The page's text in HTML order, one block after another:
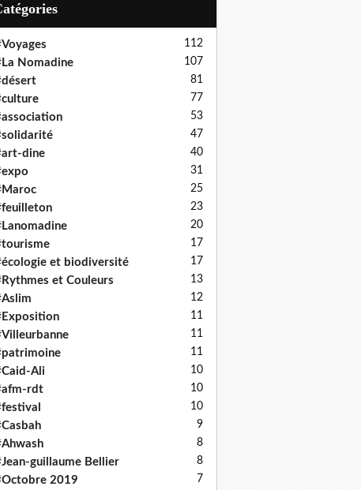
Catégories
112
Nomadine 107
81
77
53
47
dine 40
31
25
23
20
17
et biodiversité 17
et Couleurs 13
12
11
11
11
Ali 10
rdt 10
10
9
8
guillaume Bellier 8
2019 7